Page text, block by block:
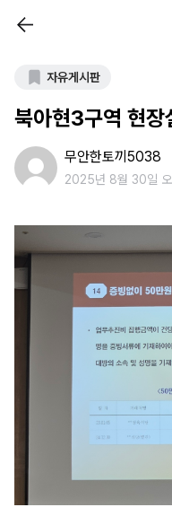
자유게시판
북아현3구역 현
무안한토끼5038
2025년 8월 30일